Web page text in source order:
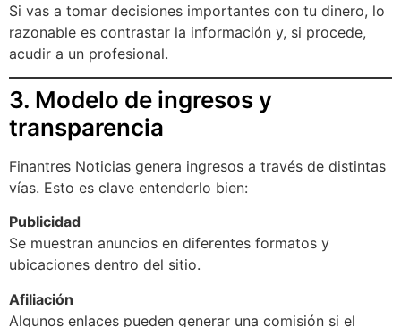
Si vas a tomar decisiones importantes con tu dinero, lo
razonable es contrastar la información y, si procede,
acudir a un profesional.
3. Modelo de ingresos y
transparencia
Finantres Noticias genera ingresos a través de distintas
vías. Esto es clave entenderlo bien:
Publicidad
Se muestran anuncios en diferentes formatos y
ubicaciones dentro del sitio.
Afiliación
Algunos enlaces pueden generar una comisión si el